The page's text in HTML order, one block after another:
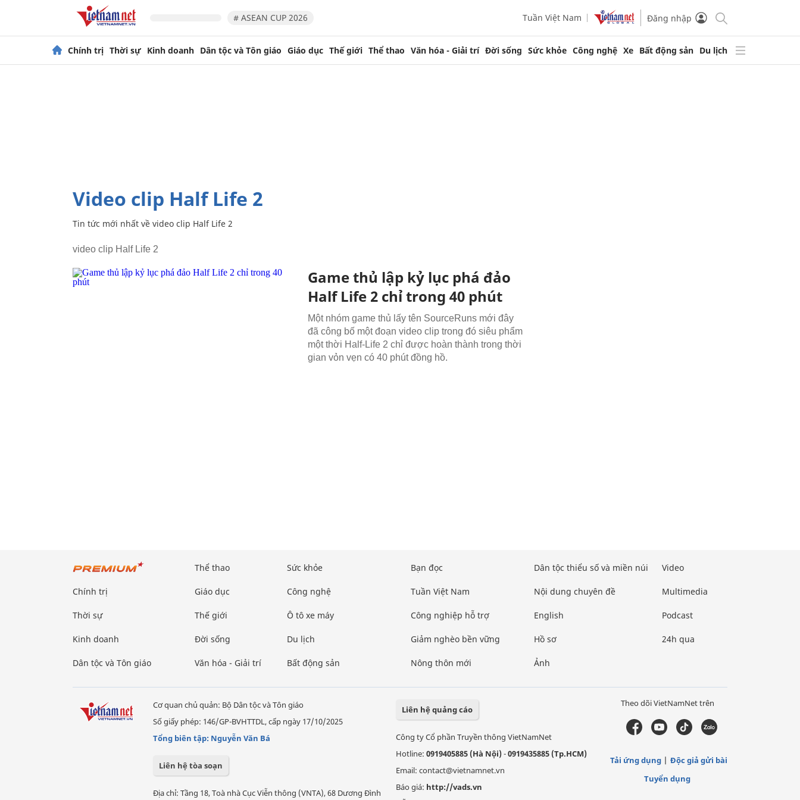
# ASEAN CUP 2026 Tuần Việt Nam Đăng nhập
Chính trị Thời sự Kinh doanh Dân tộc và Tôn giáo Giáo dục Thế giới Thể thao Văn hóa - Giải trí Đời sống Sức khỏe Công nghệ Xe Bất động sản Du lịch
video clip Half Life 2
Tin tức mới nhất về video clip Half Life 2
video clip Half Life 2
Game thủ lập kỷ lục phá đảo
Half Life 2 chỉ trong 40 phút
Một nhóm game thủ lấy tên SourceRuns mới đây
đã công bố một đoạn video clip trong đó siêu phẩm
một thời Half-Life 2 chỉ được hoàn thành trong thời
gian vỏn vẹn có 40 phút đồng hồ.
Chính trị
Thời sự
Kinh doanh
Dân tộc và Tôn giáo
Thể thao
Giáo dục
Thế giới
Đời sống
Văn hóa - Giải trí
Sức khỏe
Công nghệ
Ô tô xe máy
Du lịch
Bất động sản
Bạn đọc
Tuần Việt Nam
Công nghiệp hỗ trợ
Giảm nghèo bền vững
Nông thôn mới
Dân tộc thiểu số và miền núi
Nội dung chuyên đề
English
Hồ sơ
Ảnh
Video
Multimedia
Podcast
24h qua
Cơ quan chủ quản: Bộ Dân tộc và Tôn giáo
Số giấy phép: 146/GP-BVHTTDL, cấp ngày 17/10/2025
Tổng biên tập: Nguyễn Văn Bá
Liên hệ tòa soạn
Địa chỉ: Tầng 18, Toà nhà Cục Viễn thông (VNTA), 68 Dương Đình
Liên hệ quảng cáo
Công ty Cổ phần Truyền thông VietNamNet
Hotline: 0919405885 (Hà Nội)-0919435885 (Tp.HCM)
Email: contact@vietnamnet.vn
Báo giá: http://vads.vn
Theo dõi VietNamNet trên
Tải ứng dụng
Độc giả gửi bài
Tuyển dụng